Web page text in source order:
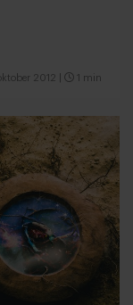
oktober 2012 1 min